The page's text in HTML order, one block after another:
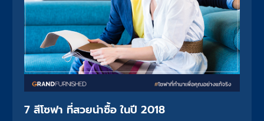
7 สีโซฟา ที่สวยน่าซื้อ ในปี 2018